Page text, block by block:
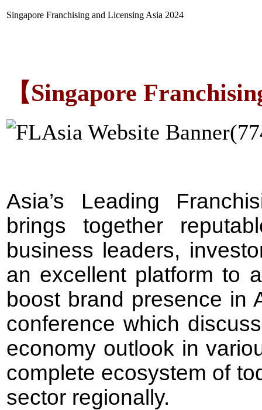
Singapore Franchising and Licensing Asia 2024
【Singapore
Asia’s Leading
brings together
business leaders,
an excellent platform to
boost brand presence in
conference which
economy outlook in
complete ecosystem of
sector regionally.